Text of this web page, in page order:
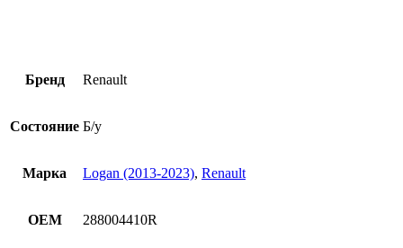
Бренд Renault
Состояние Б/у
Марка Logan (2013-2023), Renault
OEM 288004410R